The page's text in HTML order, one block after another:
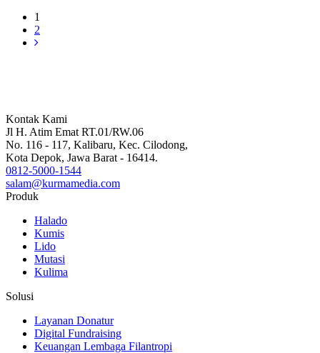
1
2
Kontak Kami
Jl H. Atim Emat RT.01/RW.06
No. 116 - 117, Kalibaru, Kec. Cilodong,
Kota Depok, Jawa Barat - 16414.
0812-5000-1544
salam@kurmamedia.com
Produk
Halado
Kumis
Lido
Mutasi
Kulima
Solusi
Layanan Donatur
Digital Fundraising
Keuangan Lembaga Filantropi